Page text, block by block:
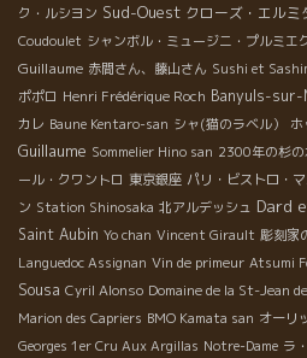
ク・ルシヨン Sud-Ouest クローズ・エルミ
Coudoulet シャンボル・ミュージニ・プルミエ
Guillaume 赤間さん、藤山さん Sushi et
ポポロ Henri Frédérique Roch Banyuls-sur-
カレ Baune Kentaro-san シャ(猫のラベル） ホ
Guillaume Sommelier Hino san 2300年の杉
ール・クワントロ 東京銀座 パリ・ビストロ・
ン Station Shinosaka 北アルデッシュ Dard
Saint Aubin Yo chan Vincent Girault 彫刻家
Languedoc Assignan Vin de primeur Atsumi
Sousa Cyril Alonso Domaine de la St-Jean
Marion des Capriers BMO Kamata san オーリ
Georges 1er Cru Aux Argillas Notre-Dame ラ